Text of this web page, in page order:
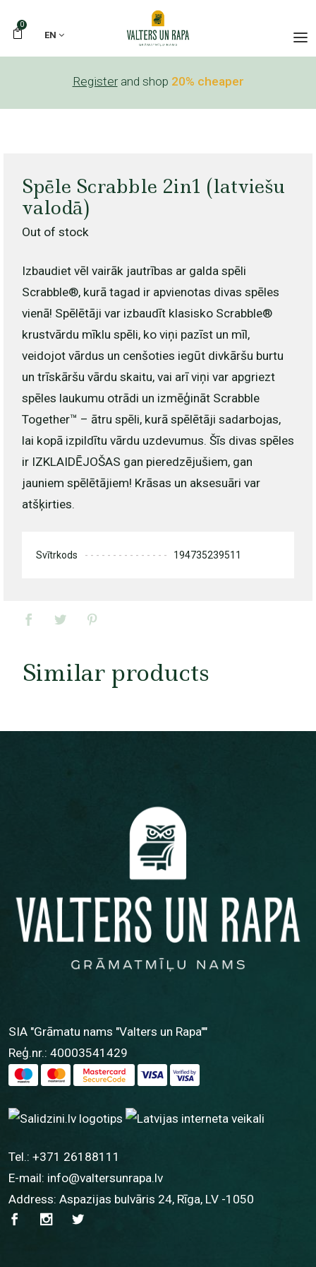
0
EN
Register and shop 20% cheaper
Spēle Scrabble 2in1 (latviešu
valodā)
Out of stock
Izbaudiet vēl vairāk jautrības ar galda spēli
Scrabble®, kurā tagad ir apvienotas divas spēles
vienā! Spēlētāji var izbaudīt klasisko Scrabble®
krustvārdu mīklu spēli, ko viņi pazīst un mīl,
veidojot vārdus un cenšoties iegūt divkāršu burtu
un trīskāršu vārdu skaitu, vai arī viņi var apgriezt
spēles laukumu otrādi un izmēģināt Scrabble
Together™ – ātru spēli, kurā spēlētāji sadarbojas,
lai kopā izpildītu vārdu uzdevumus. Šīs divas spēles
ir IZKLAIDĒJOŠAS gan pieredzējušiem, gan
jauniem spēlētājiem! Krāsas un aksesuāri var
atšķirties.
Svītrkods 194735239511
Similar products
SIA "Grāmatu nams "Valters un Rapa""
Reģ.nr.: 40003541429
Tel.: +371 26188111
E-mail: info@valtersunrapa.lv
Address: Aspazijas bulvāris 24, Rīga, LV -1050